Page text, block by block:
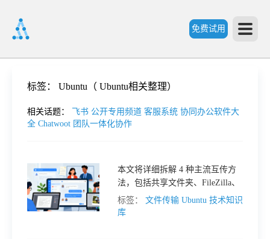
免费试用
标签： Ubuntu（ Ubuntu相关整理）
相关话题： 飞书 公开专用频道 客服系统 协同办公软件大
全 Chatwoot 团队一体化协作
本文将详细拆解 4 种主流互传方
法，包括共享文件夹、FileZilla、
Mobaxterm SSH 及 Samba 服务，
帮助用户根据自身需求选择最优
标签： 文件传输 Ubuntu 技术知识
库